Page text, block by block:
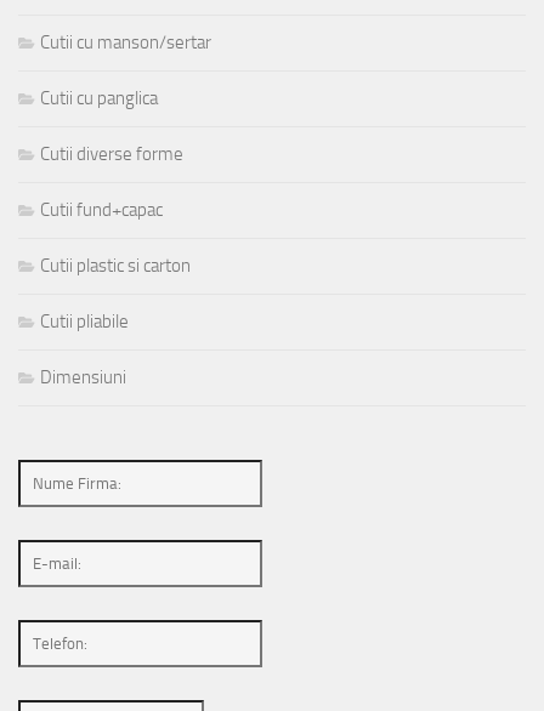
Cutii cu manson/sertar
Cutii cu panglica
Cutii diverse forme
Cutii fund+capac
Cutii plastic si carton
Cutii pliabile
Dimensiuni